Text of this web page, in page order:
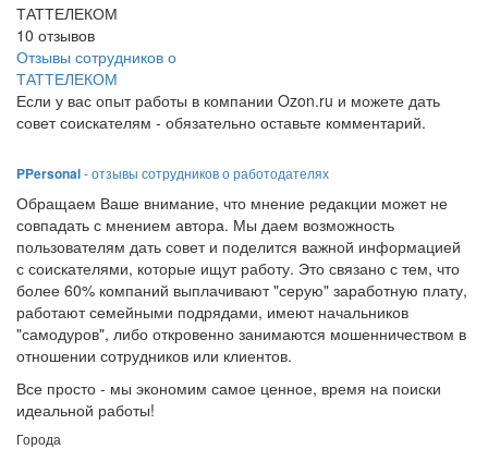
ТАТТЕЛЕКОМ
10 отзывов
Отзывы сотрудников о
ТАТТЕЛЕКОМ
Если у вас опыт работы в компании Ozon.ru и можете дать
совет соискателям - обязательно оставьте комментарий.
PPersonal- отзывы сотрудников о работодателях
Обращаем Ваше внимание, что мнение редакции может не
совпадать с мнением автора. Мы даем возможность
пользователям дать совет и поделится важной информацией
с соискателями, которые ищут работу. Это связано с тем, что
более 60% компаний выплачивают "серую" заработную плату,
работают семейными подрядами, имеют начальников
"самодуров", либо откровенно занимаются мошенничеством в
отношении сотрудников или клиентов.
Все просто - мы экономим самое ценное, время на поиски
идеальной работы!
Города